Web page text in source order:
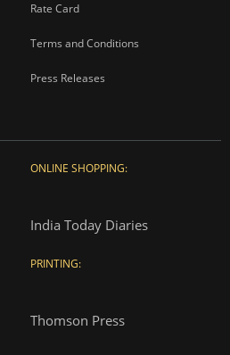
Rate Card
Terms and Conditions
Press Releases
ONLINE SHOPPING:
India Today Diaries
PRINTING:
Thomson Press